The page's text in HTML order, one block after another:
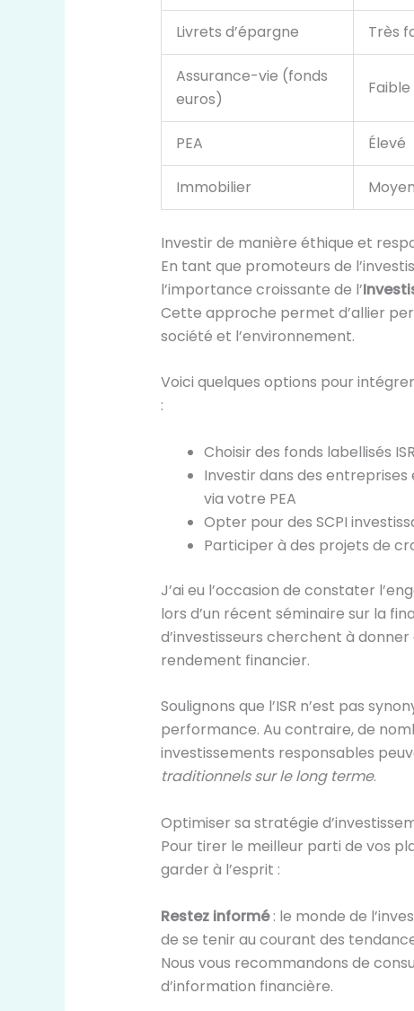
Livrets d’épargne Très
Assurance-vie (fonds
euros)
Faible
PEA Élevé
Immobilier Moyen
Investir de manière éthique et
En tant que promoteurs de
l’importance croissante de l’
Cette approche permet d’allier
société et l’environnement.
Voici quelques options pour
:
Choisir des fonds labellisés
Investir dans des
via votre PEA
Opter pour des SCPI
Participer à des projets de
J’ai eu l’occasion de constater
lors d’un récent séminaire sur la
d’investisseurs cherchent à
rendement financier.
Soulignons que l’ISR n’est pas
performance. Au contraire, de
investissements responsables
traditionnels sur le long terme.
Optimiser sa stratégie
Pour tirer le meilleur parti de vos
garder à l’esprit :
Restez informé: le monde de
de se tenir au courant des
Nous vous recommandons de
d’information financière.